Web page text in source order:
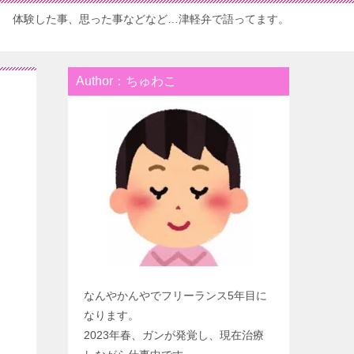
体験した事、思った事などなど…津軽弁で語ってます。
Author：ちゅわこ
なんやかんやでフリーランス5年目に
なります。
2023年春、ガンが発覚し、現在治療